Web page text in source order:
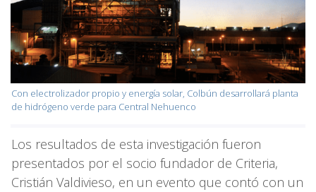
Con electrolizador propio y energía solar, Colbún desarrollará planta
de hidrógeno verde para Central Nehuenco
Los resultados de esta investigación fueron
presentados por el socio fundador de Criteria,
Cristián Valdivieso, en un evento que contó con un